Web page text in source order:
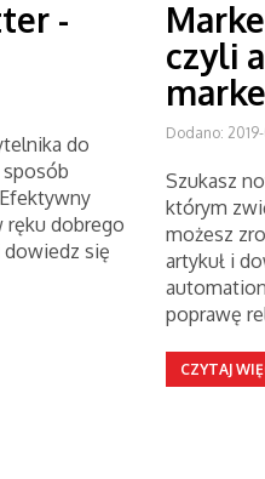
-
do
ręku dobrego
dowiedz się
czyli
Dodano:
Szukasz
którym
możesz
artykuł i
poprawę
CZYTAJ